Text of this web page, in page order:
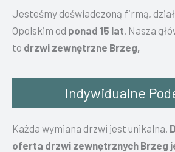
Jesteśmy doświadczoną firmą,
Opolskim od ponad 15 lat . Nasza
to drzwi zewnętrzne Brzeg,
Indywidualne
Każda wymiana drzwi jest unikalna.
oferta drzwi zewnętrznych Brzeg